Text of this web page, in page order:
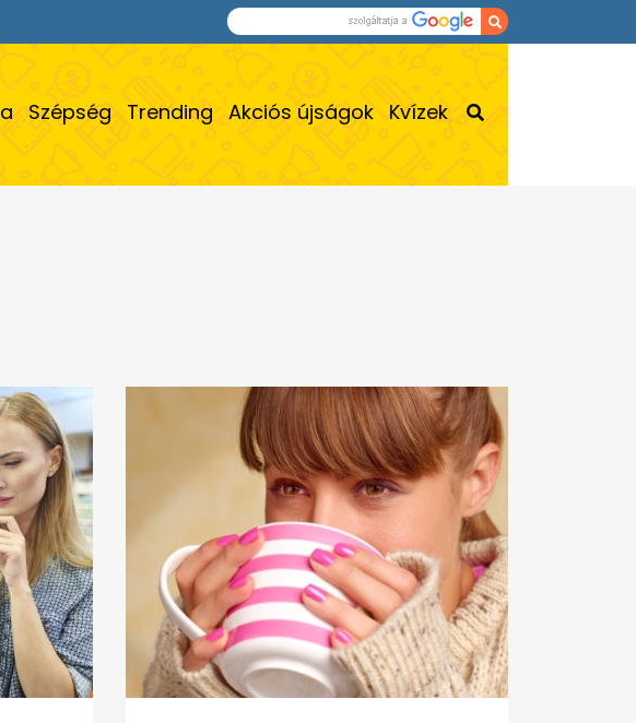
Szépség Trending Akciós újságok Kvízek